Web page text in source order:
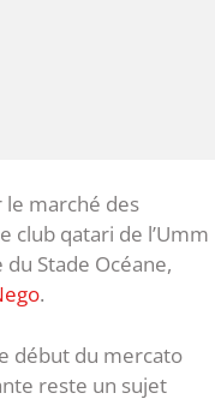
marché des
club qatari de l’Umm
Stade Océane,
.
début du mercato
reste un sujet